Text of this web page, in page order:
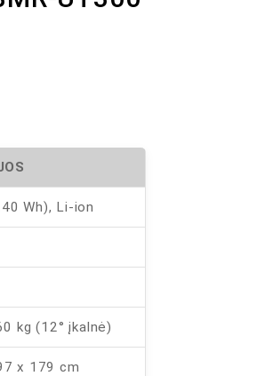
Wh), Li-ion
kg (12° įkalnė)
x 179 cm